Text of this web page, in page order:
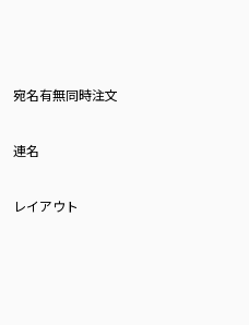
宛名有無同時注文
連名
レイアウト